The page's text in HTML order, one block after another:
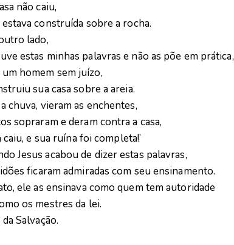
não caiu,
construída sobre a rocha.
lado,
estas minhas palavras e não as põe em prática,
homem sem juízo,
sua casa sobre a areia.
chuva, vieram as enchentes,
sopraram e deram contra a casa,
caiu, e sua ruína foi completa!’
Jesus acabou de dizer estas palavras,
ficaram admiradas com seu ensinamento.
ele as ensinava como quem tem autoridade
os mestres da lei.
Salvação.